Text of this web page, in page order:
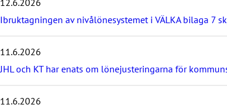
s
e
s
t
e
n
y
Ibruktagningen av nivålönesystemet i VÄLKA bilaga 7
11.6.2026
JHL och KT har enats om lönejusteringarna för
11.6.2026